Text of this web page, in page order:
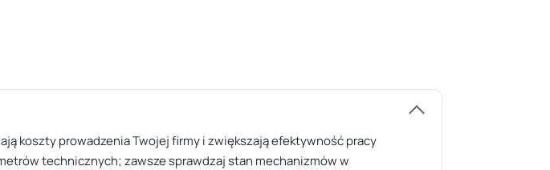
koszty prowadzenia Twojej firmy i zwiększają efektywność pracy
technicznych; zawsze sprawdzaj stan mechanizmów w